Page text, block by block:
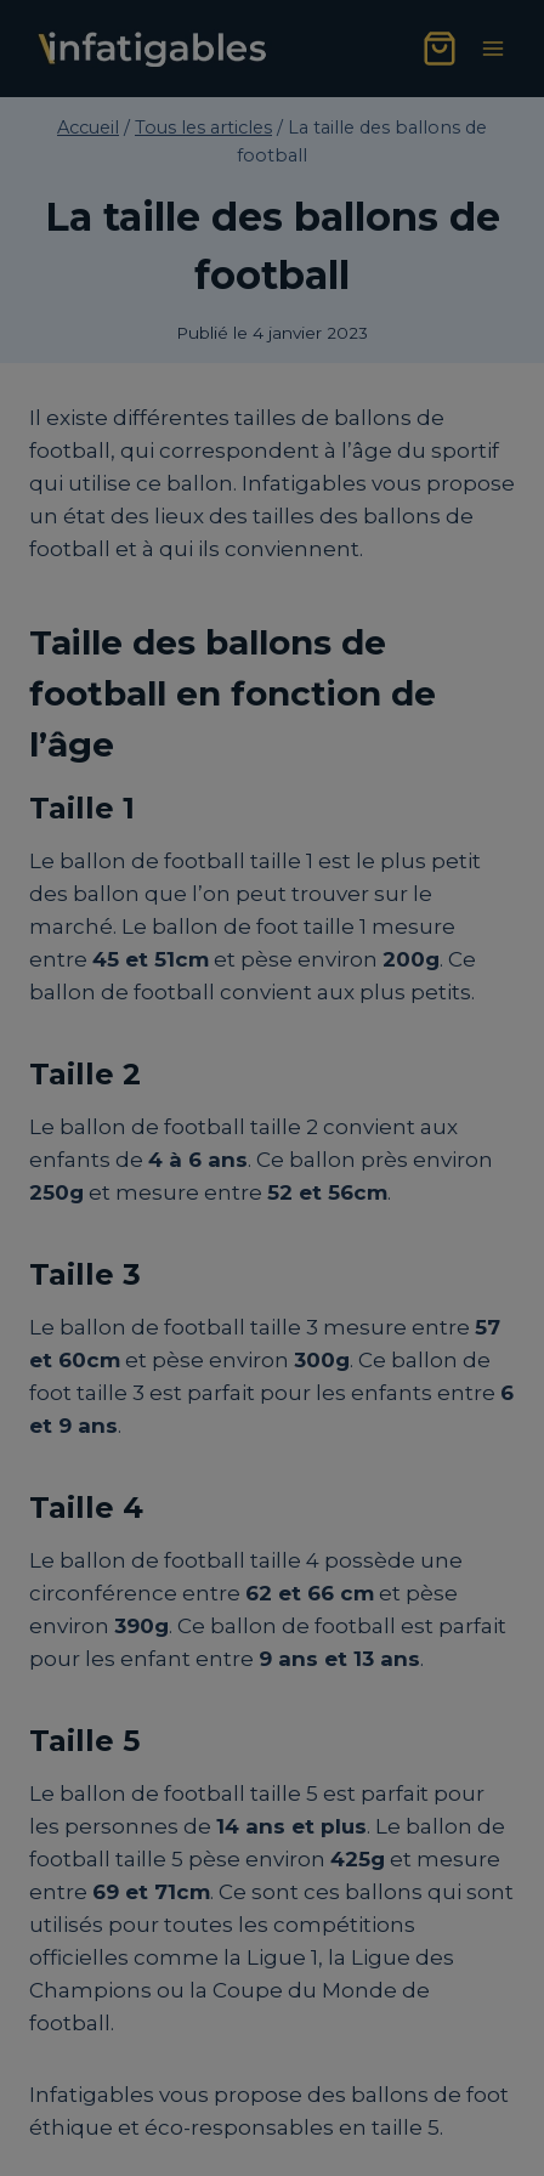
Accueil / Tous les articles / La taille des ballons de
football
La taille des ballons de
football
Publié le 4 janvier 2023
Il existe différentes tailles de ballons de
football, qui correspondent à l’âge du sportif
qui utilise ce ballon. Infatigables vous propose
un état des lieux des tailles des ballons de
football et à qui ils conviennent.
Taille des ballons de
football en fonction de
l’âge
Taille 1
Le ballon de football taille 1 est le plus petit
des ballon que l’on peut trouver sur le
marché. Le ballon de foot taille 1 mesure
entre 45 et 51cm et pèse environ 200g. Ce
ballon de football convient aux plus petits.
Taille 2
Le ballon de football taille 2 convient aux
enfants de 4 à 6 ans. Ce ballon près environ
250g et mesure entre 52 et 56cm.
Taille 3
Le ballon de football taille 3 mesure entre 57
et 60cm et pèse environ 300g. Ce ballon de
foot taille 3 est parfait pour les enfants entre 6
et 9 ans.
Taille 4
Le ballon de football taille 4 possède une
circonférence entre 62 et 66 cm et pèse
environ 390g. Ce ballon de football est parfait
pour les enfant entre 9 ans et 13 ans.
Taille 5
Le ballon de football taille 5 est parfait pour
les personnes de 14 ans et plus. Le ballon de
football taille 5 pèse environ 425g et mesure
entre 69 et 71cm. Ce sont ces ballons qui sont
utilisés pour toutes les compétitions
officielles comme la Ligue 1, la Ligue des
Champions ou la Coupe du Monde de
football.
Infatigables vous propose des ballons de foot
éthique et éco-responsables en taille 5.